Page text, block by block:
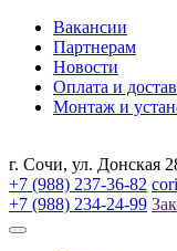
Вакансии
Партнерам
Новости
Оплата и
Монтаж и
г. Сочи, ул. Донская
+7 (988) 237-36-82
+7 (988) 234-24-99